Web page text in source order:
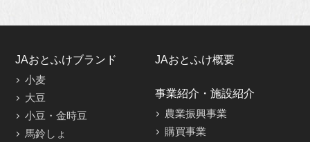
JAおとふけブランド
小麦
大豆
小豆・金時豆
馬鈴しょ
JAおとふけ概要
事業紹介・施設紹介
農業振興事業
購買事業